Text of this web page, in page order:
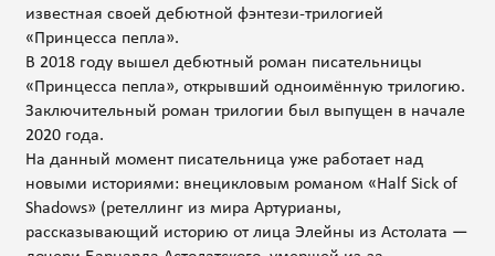
известная своей дебютной фэнтези-трилогией
«Принцесса пепла».
В 2018 году вышел дебютный роман писательницы
«Принцесса пепла», открывший одноимённую трилогию.
Заключительный роман трилогии был выпущен в начале
2020 года.
На данный момент писательница уже работает над
новыми историями: внецикловым романом «Half Sick of
Shadows» (ретеллинг из мира Артурианы,
рассказывающий историю от лица Элейны из Астолата —